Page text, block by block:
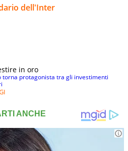
dell'Inter
in oro
torna protagonista tra gli investimenti